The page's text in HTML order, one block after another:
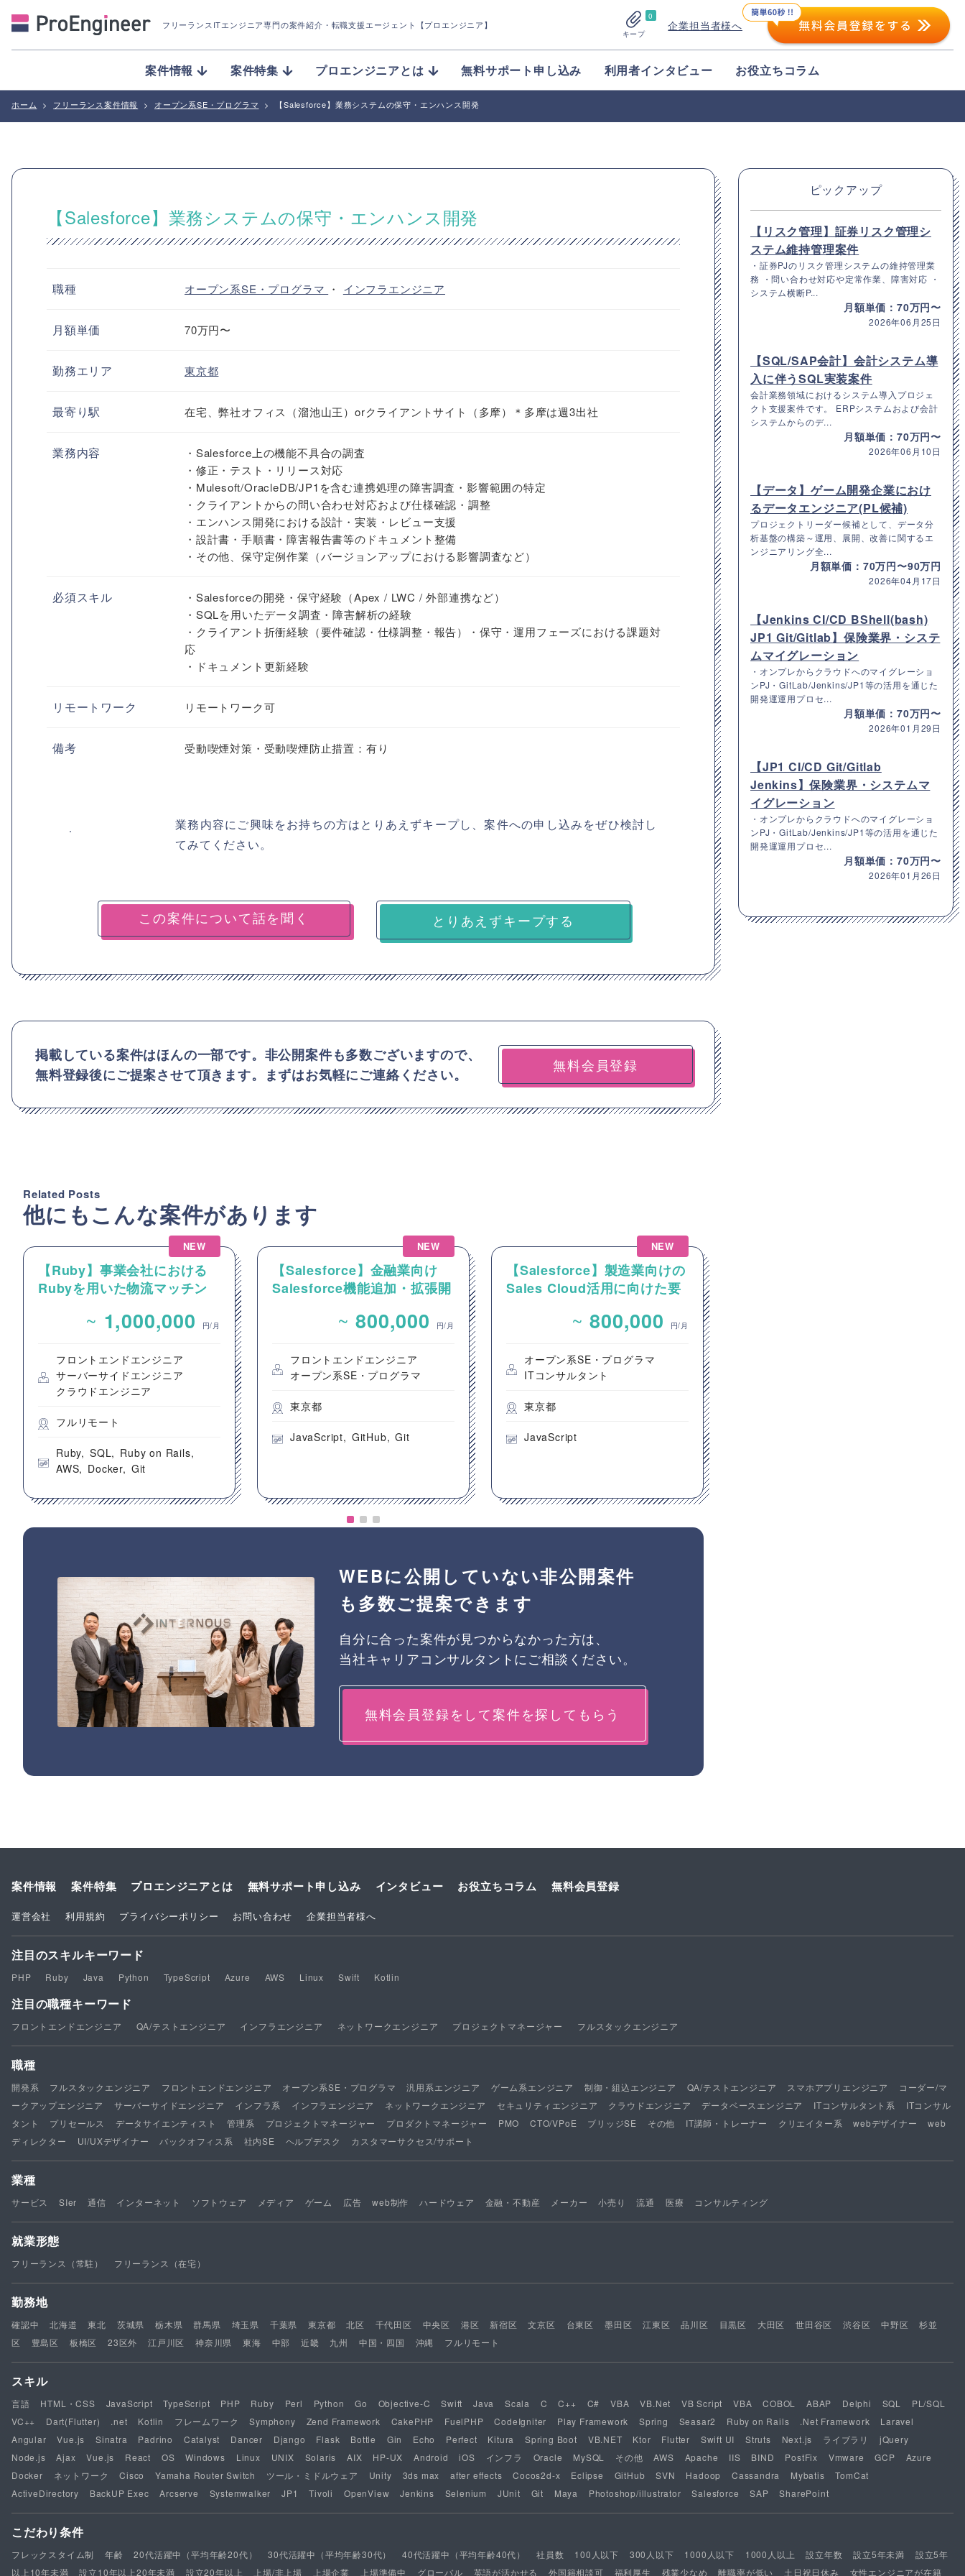
フリーランスITエンジニア専門の案件紹介 ・転職支援エージェント【プロエンジニア】
0
キープ
企業担当者様へ
案件情報 案件特集 プロエンジニアとは 無料サポート申し込み 利用者インタビュー お役立ちコラム
ホーム > フリーランス案件情報 > オープン系SE・プログラマ > 【Salesforce】業務システムの保守・エンハンス開発
【Salesforce】業務システムの保守・エンハンス開発
職種 オープン系SE・プログラマ ・ インフラエンジニア
月額単価 70万円〜
勤務エリア 東京都
最寄り駅 在宅、弊社オフィス（溜池山王）orクライアントサイト（多摩）＊多摩は週3出社
業務内容
・Salesforce上の機能不具合の調査
・修正・テスト・リリース対応
・Mulesoft/OracleDB/JP1を含む連携処理の障害調査・影響範囲の特定
・クライアントからの問い合わせ対応および仕様確認・調整
・エンハンス開発における設計・実装・レビュー支援
・設計書・手順書・障害報告書等のドキュメント整備
・その他、保守定例作業（バージョンアップにおける影響調査など）
必須スキル
・Salesforceの開発・保守経験（Apex / LWC / 外部連携など）
・SQLを用いたデータ調査・障害解析の経験
・クライアント折衝経験（要件確認・仕様調整・報告）・保守・運用フェーズにおける課題対
応
・ドキュメント更新経験
リモートワーク リモートワーク可
備考 受動喫煙対策・受動喫煙防止措置：有り
業務内容にご興味をお持ちの方はとりあえずキープし、案件への申し込みをぜひ検討し
てみてください。
とりあえずキープする
掲載している案件はほんの一部です。非公開案件も多数ございますので、
無料登録後にご提案させて頂きます。まずはお気軽にご連絡ください。
無料会員登録
Related Posts
他にもこんな案件があります
NEW
【Ruby】事業会社における
Rubyを用いた物流マッチン
エンドエンジニア募集
~ 1,000,000 円/月
フロントエンドエンジニア
サーバーサイドエンジニア
クラウドエンジニア
フルリモート
Ruby SQL
Ruby on Rails
AWS
Docker Git
NEW
【Salesforce】金融業向け
Salesforce機能追加・拡張開
~ 800,000 円/月
フロントエンドエンジニア
オープン系SE・プログラマ
東京都
JavaScript GitHub Git
NEW
【Salesforce】製造業向けの
Sales Cloud活用に向けた要
~ 800,000 円/月
オープン系SE・プログラマ
ITコンサルタント
東京都
JavaScript
WEBに公開していない非公開案件
も多数ご提案できます
自分に合った案件が見つからなかった方は、
当社キャリアコンサルタントにご相談ください。
無料会員登録をして案件を探してもらう
ピックアップ
【リスク管理】証券リスク管理シ
ステム維持管理案件
・証券PJのリスク管理システムの維持管理業
務 ・問い合わせ対応や定常作業、障害対応 ・
システム横断P...
月額単価：70万円〜
2026年06月25日
【SQL/SAP会計】会計システム導
入に伴うSQL実装案件
会計業務領域におけるシステム導入プロジェ
クト支援案件です。 ERPシステムおよび会計
システムからのデ...
月額単価：70万円〜
2026年06月10日
【データ】ゲーム開発企業におけ
るデータエンジニア(PL候補)
プロジェクトリーダー候補として、データ分
析基盤の構築～運用、展開、改善に関するエ
ンジニアリング全...
月額単価：70万円〜90万円
2026年04月17日
【Jenkins CI/CD BShell(bash)
JP1 Git/Gitlab】保険業界・システ
ムマイグレーション
・オンプレからクラウドへのマイグレーショ
ンPJ・GitLab/Jenkins/JP1等の活用を通じた
開発運運用プロセ...
月額単価：70万円〜
2026年01月29日
【JP1 CI/CD Git/Gitlab
Jenkins】保険業界・システムマ
イグレーション
・オンプレからクラウドへのマイグレーショ
ンPJ・GitLab/Jenkins/JP1等の活用を通じた
開発運運用プロセ...
月額単価：70万円〜
2026年01月26日
案件情報 案件特集 プロエンジニアとは 無料サポート申し込み インタビュー お役立ちコラム 無料会員登録
運営会社 利用規約 プライバシーポリシー お問い合わせ 企業担当者様へ
注目のスキルキーワード
PHP Ruby Java Python TypeScript Azure AWS Linux Swift Kotlin
注目の職種キーワード
フロントエンドエンジニア QA/テストエンジニア インフラエンジニア ネットワークエンジニア プロジェクトマネージャー フルスタックエンジニア
職種
開発系 フルスタックエンジニア フロントエンドエンジニア オープン系SE・プログラマ 汎用系エンジニア ゲーム系エンジニア 制御・組込エンジニア QA/テストエンジニア スマホアプリエンジニア
コーダー/マ
ークアップエンジニア
サーバーサイドエンジニア インフラ系 インフラエンジニア ネットワークエンジニア セキュリティエンジニア クラウドエンジニア データベースエンジニア ITコンサルタント系
ITコンサル
タント
プリセールス データサイエンティスト 管理系 プロジェクトマネージャー プロダクトマネージャー PMO CTO/VPoE ブリッジSE その他 IT講師・トレーナー クリエイター系 webデザイナー
web
ディレクター
UI/UXデザイナー バックオフィス系 社内SE ヘルプデスク カスタマーサクセス/サポート
業種
サービス SIer 通信 インターネット ソフトウェア メディア ゲーム 広告 web制作 ハードウェア 金融・不動産 メーカー 小売り 流通 医療 コンサルティング
就業形態
フリーランス（常駐） フリーランス（在宅）
勤務地
確認中 北海道 東北 茨城県 栃木県 群馬県 埼玉県 千葉県 東京都 北区 千代田区 中央区 港区 新宿区 文京区 台東区 墨田区 江東区 品川区 目黒区 大田区 世田谷区 渋谷区 中野区
杉並
区
豊島区 板橋区 23区外 江戸川区 神奈川県 東海 中部 近畿 九州 中国・四国 沖縄 フルリモート
スキル
言語 HTML・CSS JavaScript TypeScript PHP Ruby Perl Python Go Objective-C Swift Java Scala C C++ C# VBA VB.Net VB Script VBA COBOL ABAP Delphi SQL
PL/SQL
VC++
Dart(Flutter) .net Kotlin フレームワーク Symphony Zend Framework CakePHP FuelPHP CodeIgniter Play Framework Spring Seasar2 Ruby on Rails .Net Framework
Laravel
Angular
Vue.js Sinatra Padrino Catalyst Dancer Django Flask Bottle Gin Echo Perfect Kitura Spring Boot VB.NET Ktor Flutter Swift UI Struts Next.js ライブラリ
jQuery
Node.js
Ajax Vue.js React OS Windows Linux UNIX Solaris AIX HP-UX Android iOS インフラ Oracle MySQL その他 AWS Apache IIS BIND PostFix Vmware GCP
Azure
Docker
ネットワーク Cisco Yamaha Router Switch ツール・ミドルウェア Unity 3ds max after effects Cocos2d-x Eclipse GitHub SVN Hadoop Cassandra Mybatis
TomCat
ActiveDirectory
BackUP Exec Arcserve Systemwalker JP1 Tivoli OpenView Jenkins Selenium JUnit Git Maya Photoshop/illustrator Salesforce SAP SharePoint
こだわり条件
フレックスタイム制 年齢 20代活躍中（平均年齢20代） 30代活躍中（平均年齢30代） 40代活躍中（平均年齢40代） 社員数 100人以下 300人以下 1000人以下 1000人以上 設立年数 設立5年未満
設立5年
以上10年未満
設立10年以上20年未満 設立20年以上 上場/非上場 上場企業 上場準備中 グローバル 英語が活かせる 外国籍相談可 福利厚生 残業少なめ 離職率が低い 土日祝日休み 女性エンジニアが在籍